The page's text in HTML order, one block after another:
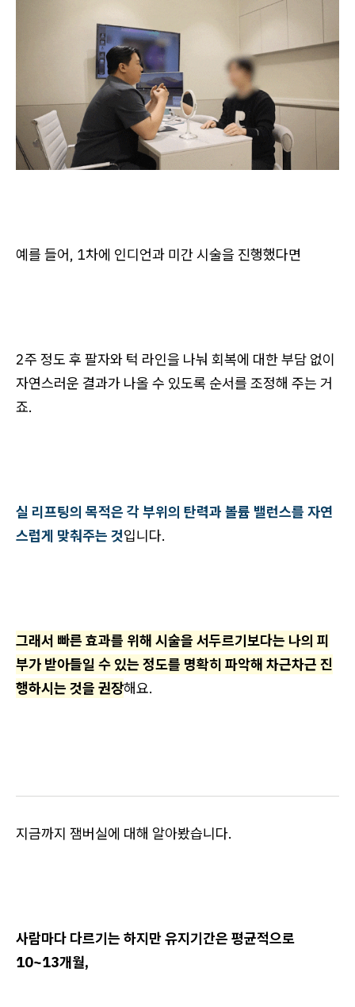
예를 들어, 1차에 인디언과 미간 시술을 진행했다면
2주 정도 후 팔자와 턱 라인을 나눠 회복에 대한 부담 없이
자연스러운 결과가 나올 수 있도록 순서를 조정해 주는 거
죠.
실 리프팅의 목적은 각 부위의 탄력과 볼륨 밸런스를 자연
스럽게 맞춰주는 것입니다.
그래서 빠른 효과를 위해 시술을 서두르기보다는 나의 피
부가 받아들일 수 있는 정도를 명확히 파악해 차근차근 진
행하시는 것을 권장해요.
지금까지 잼버실에 대해 알아봤습니다.
사람마다 다르기는 하지만 유지기간은 평균적으로
10~13개월,